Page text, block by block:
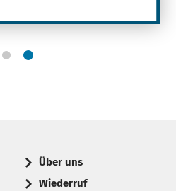
Über uns
Wiederruf